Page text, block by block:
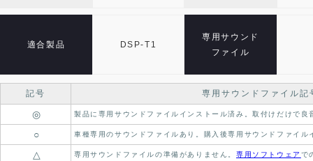
適合製品 DSP-T1
専用サウンド
ファイル
記号 専用サウンドファイル記
◎ 製品に専用サウンドファイルインストール済み。取付けだけで良
○ 車種専用のサウンドファイルあり。 購入後専用サウンドファイル
△ 専用サウンドファイルの準備がありません。 専用ソフトウェア で